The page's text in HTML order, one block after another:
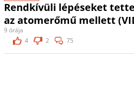
Rendkívüli lépéseket
az atomerőmű mellett
9 órája
4
2 75